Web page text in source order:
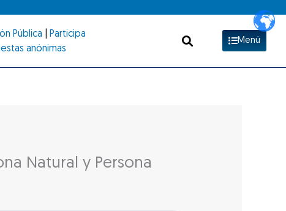
Pública
Participa
anónimas
Menú
Natural y Persona